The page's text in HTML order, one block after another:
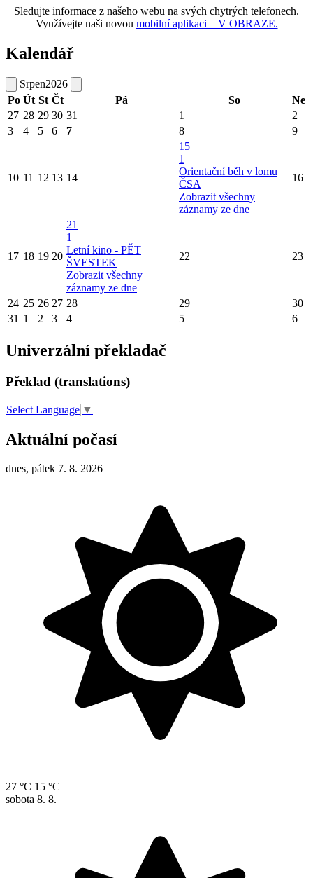
Sledujte informace z našeho webu na svých chytrých telefonech.
Využívejte naši novou mobilní aplikaci – V OBRAZE.
Kalendář
Srpen2026
Po Út St Čt Pá So
Ne
27 28 29 30 31 1
2
3
4 5 6 7 8 9
10 11 12 13 14
15
1
Orientační běh v lomu
ČSA
Zobrazit všechny
záznamy ze dne
16
17 18 19 20
21
1
Letní kino - PĚT
ŠVESTEK
Zobrazit všechny
záznamy ze dne
22 23
24 25 26 27 28 29
30
31 1 2 3 4 5 6
Univerzální překladač
Překlad (translations)
Select Language ▼
Aktuální počasí
dnes, pátek 7. 8. 2026
27 °C 15 °C
sobota 8. 8.